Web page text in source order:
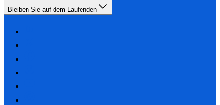
Bleiben Sie auf dem Laufenden